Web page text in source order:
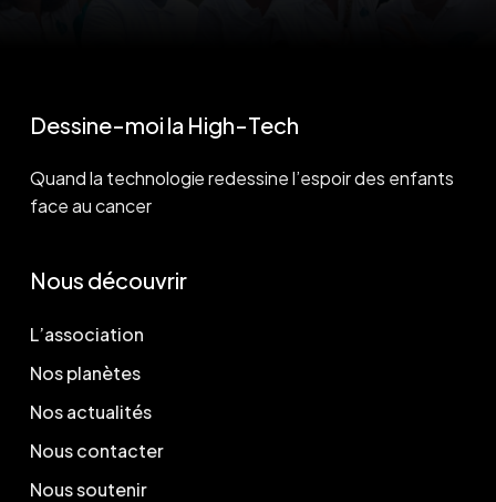
Dessine-moi la High-Tech
Quand la technologie redessine l’espoir des enfants
face au cancer
Nous découvrir
L’association
Nos planètes
Nos actualités
Nous contacter
Nous soutenir